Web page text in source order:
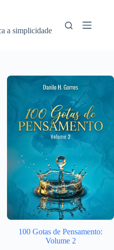
a simplicidade
100 Gotas de Pensamento:
Volume 2